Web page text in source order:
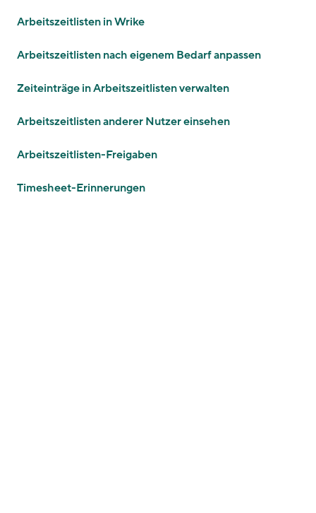
Arbeitszeitlisten in Wrike
Arbeitszeitlisten nach eigenem Bedarf anpassen
Zeiteinträge in Arbeitszeitlisten verwalten
Arbeitszeitlisten anderer Nutzer einsehen
Arbeitszeitlisten-Freigaben
Timesheet-Erinnerungen